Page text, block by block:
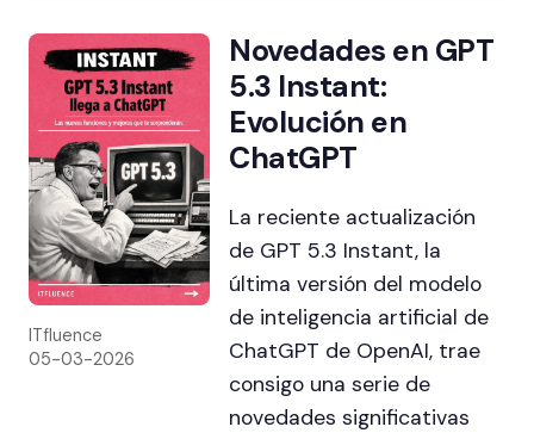
ITfluence
05-03-2026
Novedades en GPT
5.3 Instant:
Evolución en
ChatGPT
La reciente actualización
de GPT 5.3 Instant, la
última versión del modelo
de inteligencia artificial de
ChatGPT de OpenAI, trae
consigo una serie de
novedades significativas